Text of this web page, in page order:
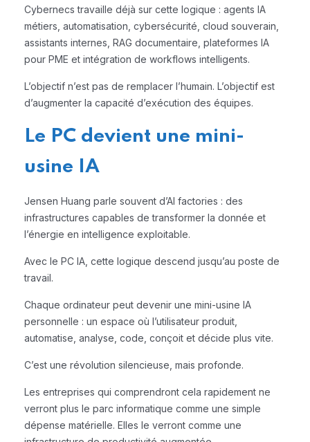
Cybernecs travaille déjà sur cette logique : agents IA
métiers, automatisation, cybersécurité, cloud souverain,
assistants internes, RAG documentaire, plateformes IA
pour PME et intégration de workflows intelligents.
L’objectif n’est pas de remplacer l’humain. L’objectif est
d’augmenter la capacité d’exécution des équipes.
Le PC devient une mini-
usine IA
Jensen Huang parle souvent d’AI factories : des
infrastructures capables de transformer la donnée et
l’énergie en intelligence exploitable.
Avec le PC IA, cette logique descend jusqu’au poste de
travail.
Chaque ordinateur peut devenir une mini-usine IA
personnelle : un espace où l’utilisateur produit,
automatise, analyse, code, conçoit et décide plus vite.
C’est une révolution silencieuse, mais profonde.
Les entreprises qui comprendront cela rapidement ne
verront plus le parc informatique comme une simple
dépense matérielle. Elles le verront comme une